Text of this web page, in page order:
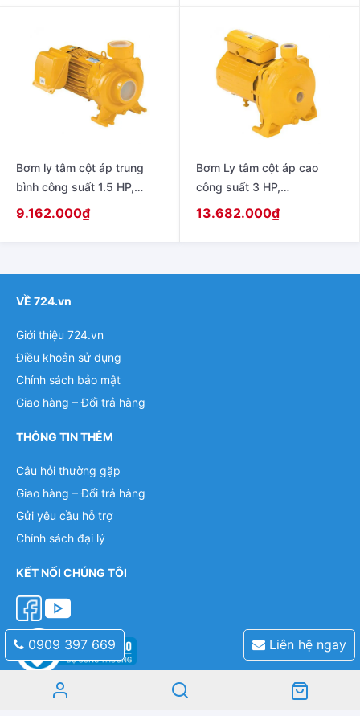
Bơm ly tâm cột áp trung
bình công suất 1.5 HP,
220V/380V – 50Hz model
9.162.000₫
Bơm Ly tâm cột áp cao
công suất 3 HP,
220V/380V – 50Hz model
13.682.000₫
VỀ 724.vn
Giới thiệu 724.vn
Điều khoản sử dụng
Chính sách bảo mật
Giao hàng – Đổi trả hàng
THÔNG TIN THÊM
Câu hỏi thường gặp
Giao hàng – Đổi trả hàng
Gửi yêu cầu hỗ trợ
Chính sách đại lý
KẾT NỐI CHÚNG TÔI
0909 397 669 Liên hệ ngay